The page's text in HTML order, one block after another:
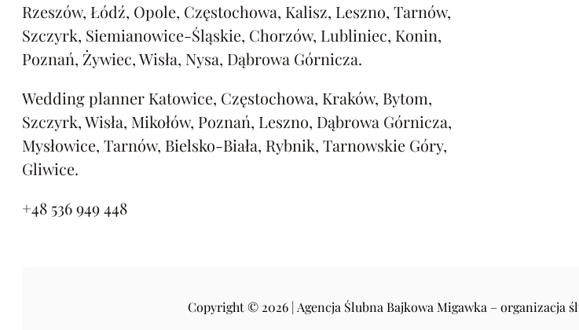
Rzeszów, Łódź, Opole, Częstochowa, Kalisz, Leszno, Tarnów,
Szczyrk, Siemianowice-Śląskie, Chorzów, Lubliniec, Konin,
Poznań, Żywiec, Wisła, Nysa, Dąbrowa Górnicza.
Wedding planner Katowice, Częstochowa, Kraków, Bytom,
Szczyrk, Wisła, Mikołów, Poznań, Leszno, Dąbrowa Górnicza,
Mysłowice, Tarnów, Bielsko-Biała, Rybnik, Tarnowskie Góry,
Gliwice.
+48 536 949 448
Copyright © 2026 | Agencja Ślubna Bajkowa Migawka – organizacja